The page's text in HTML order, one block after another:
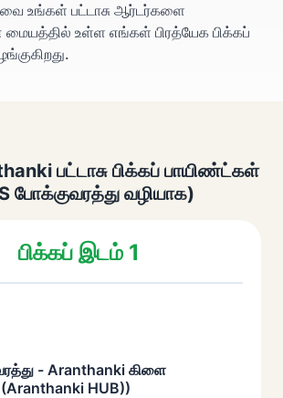
உங்கள் பட்டாசு ஆர்டர்களை
உள்ள எங்கள் பிரத்யேக பிக்கப்
பட்டாசு பிக்கப் பாயிண்ட்கள்
போக்குவரத்து வழியாக)
பிக்கப் இடம் 1
- Aranthanki கிளை
HUB))